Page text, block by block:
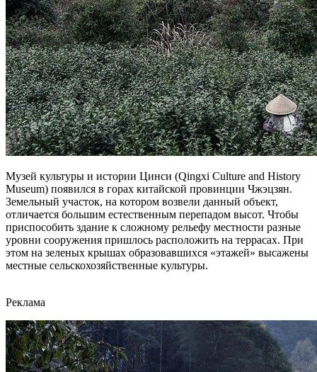
Музей культуры и истории Цинси (Qingxi Culture and History
Museum) появился в горах китайской провинции Чжэцзян.
Земельный участок, на котором возвели данный объект,
отличается большим естественным перепадом высот. Чтобы
приспособить здание к сложному рельефу местности разные
уровни сооружения пришлось расположить на террасах. При
этом на зеленых крышах образовавшихся «этажей» высажены
местные сельскохозяйственные культуры.
Реклама